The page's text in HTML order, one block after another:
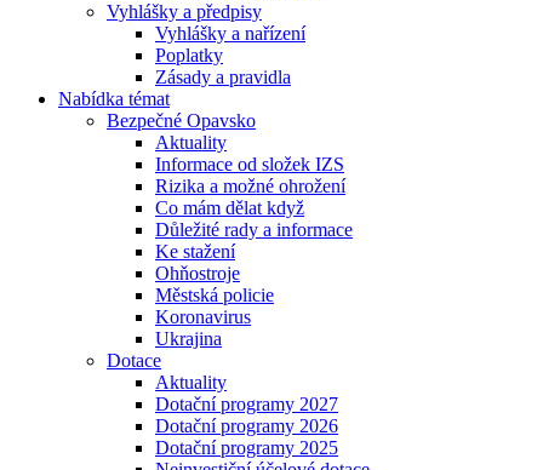
Vyhlášky a předpisy
Vyhlášky a nařízení
Poplatky
Zásady a pravidla
Nabídka témat
Bezpečné Opavsko
Aktuality
Informace od složek IZS
Rizika a možné ohrožení
Co mám dělat když
Důležité rady a informace
Ke stažení
Ohňostroje
Městská policie
Koronavirus
Ukrajina
Dotace
Aktuality
Dotační programy 2027
Dotační programy 2026
Dotační programy 2025